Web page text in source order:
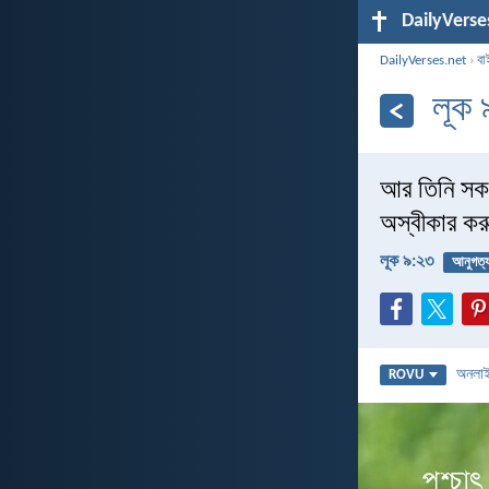
DailyVerses.net ›
লূক
আর তিনি
অস্বীকার
লূক ৯:২৩
ROVU